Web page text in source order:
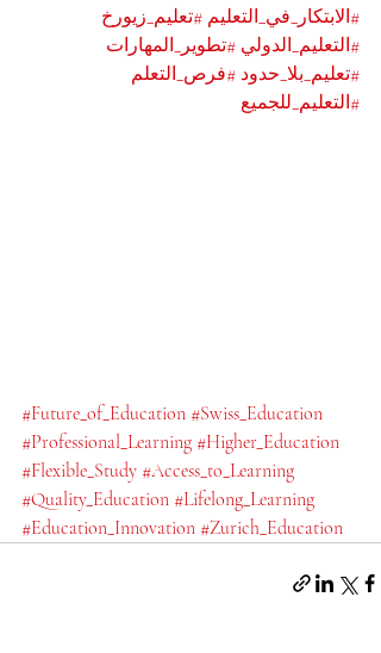
#الابتكار_في_التعليم #تعليم_زيورخ
#التعليم_الدولي #تطوير_المهارات
#تعليم_بلا_حدود #فرص_التعلم
#التعليم_للجميع
#Future_of_Education #Swiss_Education
#Professional_Learning #Higher_Education
#Flexible_Study #Access_to_Learning
#Quality_Education #Lifelong_Learning
#Education_Innovation #Zurich_Education